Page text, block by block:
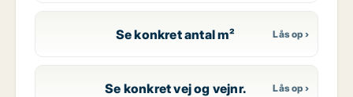
Se konkret antal m²
Se konkret vej og vejnr.